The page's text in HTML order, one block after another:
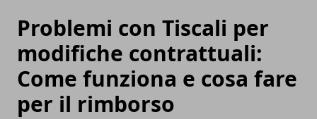
Problemi con Tiscali per
modifiche contrattuali:
Come funziona e cosa fare
per il rimborso